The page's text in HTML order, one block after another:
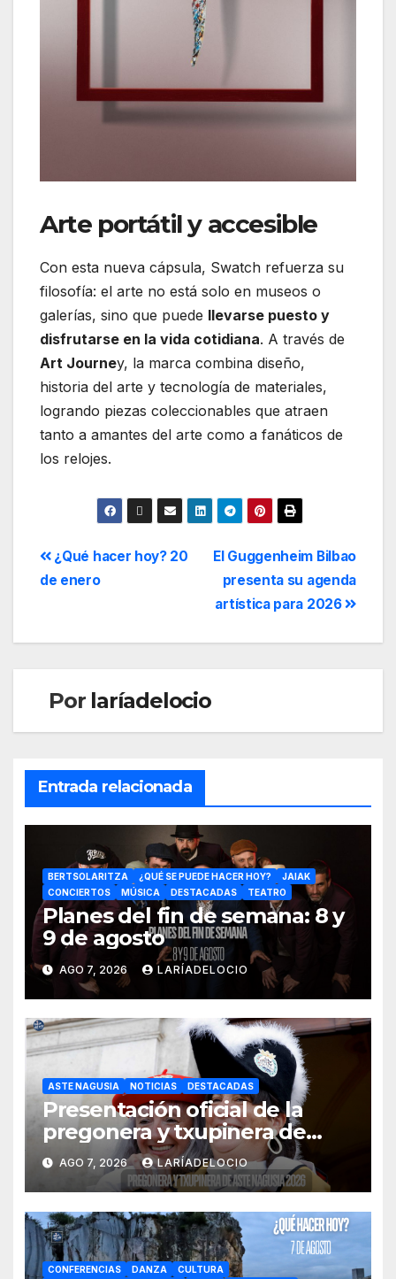
Arte portátil y accesible
Con esta nueva cápsula, Swatch refuerza su
filosofía: el arte no está solo en museos o
galerías, sino que puede llevarse puesto y
disfrutarse en la vida cotidiana. A través de
Art Journey, la marca combina diseño,
historia del arte y tecnología de materiales,
logrando piezas coleccionables que atraen
tanto a amantes del arte como a fanáticos de
los relojes.
El Guggenheim Bilbao
presenta su agenda
artística para 2026
¿Qué hacer hoy? 20
de enero
Por laríadelocio
Entrada relacionada
BERTSOLARITZA ¿QUÉ SE PUEDE HACER HOY?
JAIAK
CONCIERTOS
MÚSICA DESTACADAS TEATRO
Planes del fin de semana: 8 y
9 de agosto
AGO 7, 2026 LARÍADELOCIO
ASTE NAGUSIA NOTICIAS DESTACADAS
Presentación oficial de la
pregonera y txupinera de
Aste Nagusia 2026
AGO 7, 2026 LARÍADELOCIO
CONFERENCIAS DANZA
CULTURA